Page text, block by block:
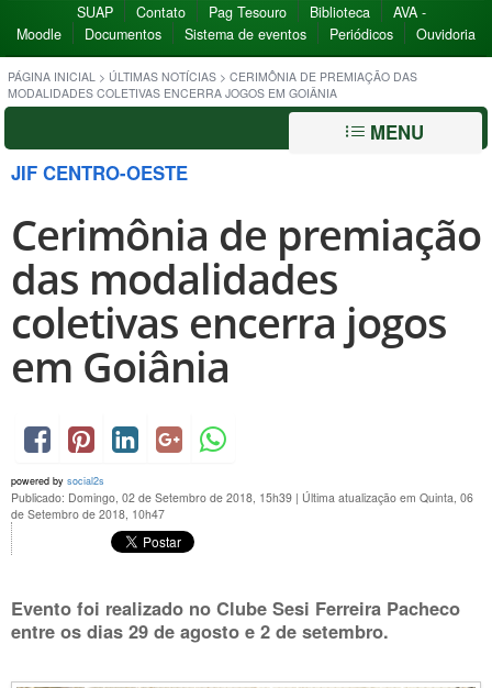
SUAP Contato Pag Tesouro Biblioteca
AVA -
Moodle
Documentos Sistema de eventos Periódicos Ouvidoria
PÁGINA INICIAL > ÚLTIMAS NOTÍCIAS > CERIMÔNIA DE PREMIAÇÃO DAS
MODALIDADES COLETIVAS ENCERRA JOGOS EM GOIÂNIA
MENU
JIF CENTRO-OESTE
Cerimônia de premiação
das modalidades
coletivas encerra jogos
em Goiânia
powered by social2s
Publicado: Domingo, 02 de Setembro de 2018, 15h39 | Última atualização em Quinta, 06
de Setembro de 2018, 10h47
Evento foi realizado no Clube Sesi Ferreira Pacheco
entre os dias 29 de agosto e 2 de setembro.